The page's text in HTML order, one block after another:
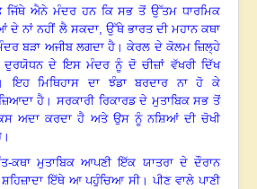
ਜਿੱਥੇ ਐਨੇ ਮੰਦਰ ਹਨ ਕਿ ਸਭ ਤੋਂ ਉੱਤਮ ਧਾਰਮਿਕ
ਦੇ ਨਾਂ ਨਹੀਂ ਲੈ ਸਕਦਾ, ਉੱਥੇ ਭਾਰਤ ਦੀ ਮਹਾਨ ਕਥਾ
ਬੜਾ ਅਜੀਬ ਲਗਦਾ ਹੈ ।ਕੇਰਲ ਦੇ ਕੋਲਮ ਜ਼ਿਲ੍ਹੇ
ਦੁਰਯੋਧਨ ਦੇ ਇਸ ਮੰਦਰ ਨੂੰ ਦੋ ਚੀਜ਼ਾਂ ਵੱਖਰੀ ਦਿੱਖ
ਇਹ ਮਿਥਿਹਾਸ ਦਾ ਝੰਡਾ ਬਰਦਾਰ ਨਾ ਹੋ ਕੇ
ਹੈ ।ਸਰਕਾਰੀ ਰਿਕਾਰਡ ਦੇ ਮੁਤਾਬਿਕ ਸਭ ਤੋਂ
ਅਦਾ ਕਰਦਾ ਹੈ ਅਤੇ ਉਸ ਨੂੰ ਨਸ਼ਿਆਂ ਦੀ ਚੋਖੀ
।
ਮੁਤਾਬਿਕ ਆਪਣੀ ਇੱਕ ਯਾਤਰਾ ਦੇ ਦੌਰਾਨ
ਇੱਥੇ ਆ ਪਹਚਿਆ ਸੀ।ਪੀਣ ਵਾਲੇ ਪਾਣੀ